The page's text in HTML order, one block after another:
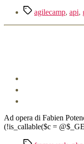
Tag agilecamp, api,
Ad opera di Fabien
(!is_callable($c =